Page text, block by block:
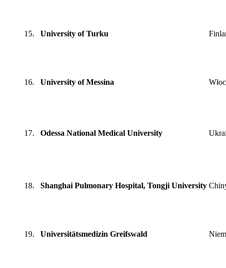
15. University of Turku
16. University of Messina
17. Odessa National Medical University
18. Shanghai Pulmonary Hospital, Tongji University
19. Universitätsmedizin Greifswald